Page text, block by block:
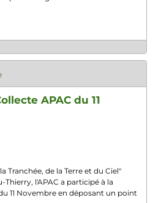
APAC du 11
Tranchée, de la Terre et du Ciel"
Thierry, l'APAC a participé à la
11 Novembre en déposant un point